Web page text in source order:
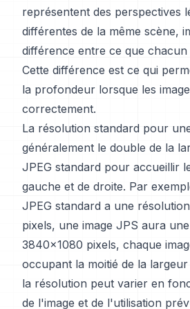
représentent des perspectives
différentes de la même scène,
différence entre ce que
Cette différence est ce qui
la profondeur lorsque les
correctement.
La résolution standard pour
généralement le double de la
JPEG standard pour accueillir
gauche et de droite. Par
JPEG standard a une
pixels, une image JPS aura
3840x1080 pixels, chaque
occupant la moitié de la
la résolution peut varier en
de l'image et de l'utilisation